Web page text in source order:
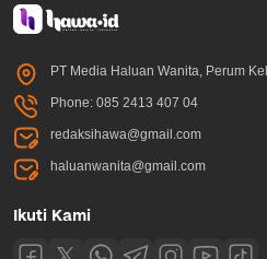
PT Media Haluan Wanita, Perum
Phone: 085 2413 407 04
redaksihawa@gmail.com
haluanwanita@gmail.com
Ikuti Kami